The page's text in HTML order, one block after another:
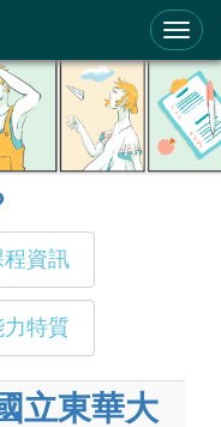
程資訊
力特質
立東華大